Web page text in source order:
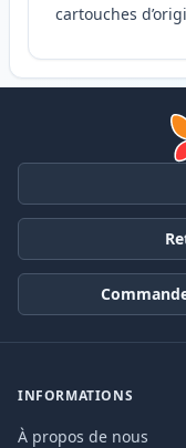
cartouches
INFORMATIONS
À propos de nous